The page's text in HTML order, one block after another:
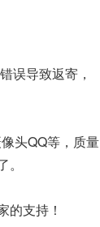
误导致返寄，
头QQ等，质量
支持！